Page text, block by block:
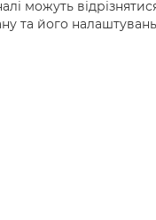
можуть
та його налаштувань